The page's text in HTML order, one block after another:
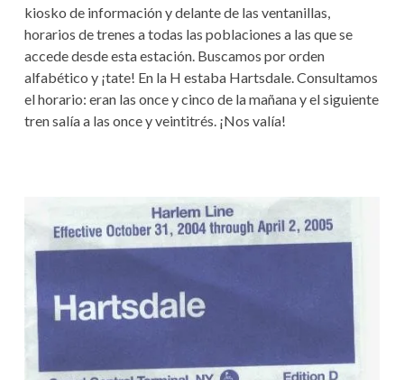
kiosko de información y delante de las ventanillas,
horarios de trenes a todas las poblaciones a las que se
accede desde esta estación. Buscamos por orden
alfabético y ¡tate! En la H estaba Hartsdale. Consultamos
el horario: eran las once y cinco de la mañana y el siguiente
tren salía a las once y veintitrés. ¡Nos valía!